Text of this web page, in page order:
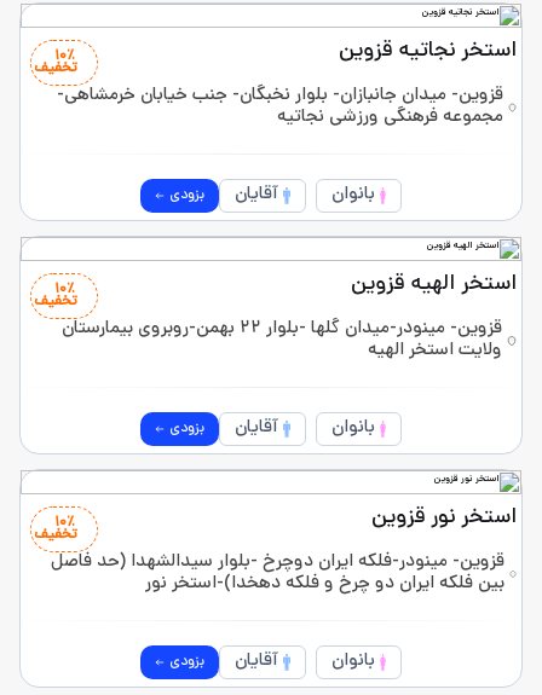
10٪
تخفیف
استخر نجاتیه قزوین
قزوین- میدان جانبازان- بلوار نخبگان- جنب خیابان خرمشاهی-
مجموعه فرهنگی ورزشی نجاتیه
بانوان آقایان بزودی
10٪
تخفیف
استخر الهیه قزوین
قزوین- مینودر-میدان گلها -بلوار ۲۲ بهمن-روبروی بیمارستان
ولایت استخر الهیه
بانوان آقایان بزودی
10٪
تخفیف
استخر نور قزوین
قزوین- مینودر-فلکه ایران دوچرخ -بلوار سیدالشهدا (حد فاصل
بین فلکه ایران دو چرخ و فلکه دهخدا)-استخر نور
بانوان آقایان بزودی